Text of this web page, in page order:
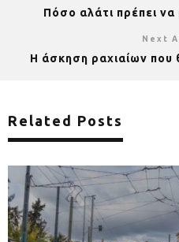
Πόσο αλάτι πρέπει
Next
Η άσκηση ραχιαίων που
Related Posts